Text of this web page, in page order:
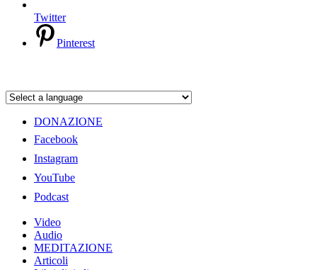
Twitter
Pinterest
DONAZIONE
Facebook
Instagram
YouTube
Podcast
Video
Audio
MEDITAZIONE
Articoli